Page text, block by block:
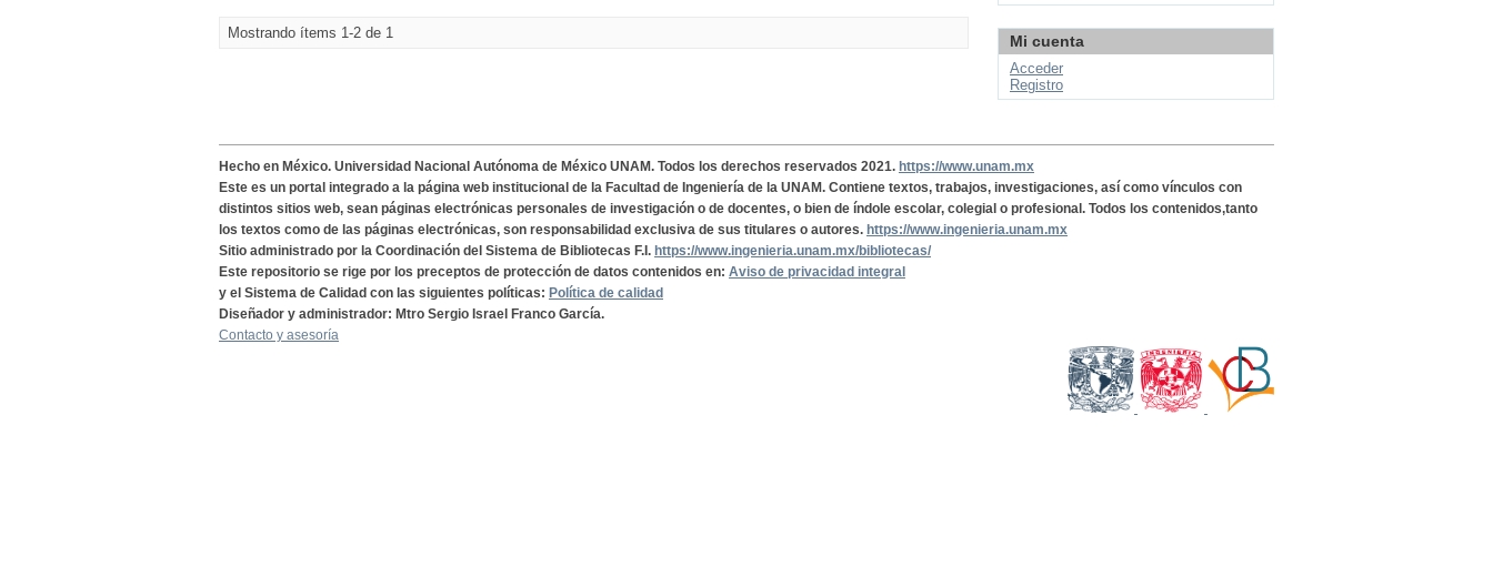
Mostrando ítems 1-2 de 1 Mi cuenta
Acceder
Registro
Hecho en México. Universidad Nacional Autónoma de México UNAM. Todos los derechos reservados 2021. https://www.unam.mx
Este es un portal integrado a la página web institucional de la Facultad de Ingeniería de la UNAM. Contiene textos, trabajos, investigaciones, así como vínculos con
distintos sitios web, sean páginas electrónicas personales de investigación o de docentes, o bien de índole escolar, colegial o profesional. Todos los contenidos,tanto
los textos como de las páginas electrónicas, son responsabilidad exclusiva de sus titulares o autores. https://www.ingenieria.unam.mx
Sitio administrado por la Coordinación del Sistema de Bibliotecas F.I. https://www.ingenieria.unam.mx/bibliotecas/
Este repositorio se rige por los preceptos de protección de datos contenidos en: Aviso de privacidad integral
y el Sistema de Calidad con las siguientes políticas: Política de calidad
Diseñador y administrador: Mtro Sergio Israel Franco García.
Contacto y asesoría